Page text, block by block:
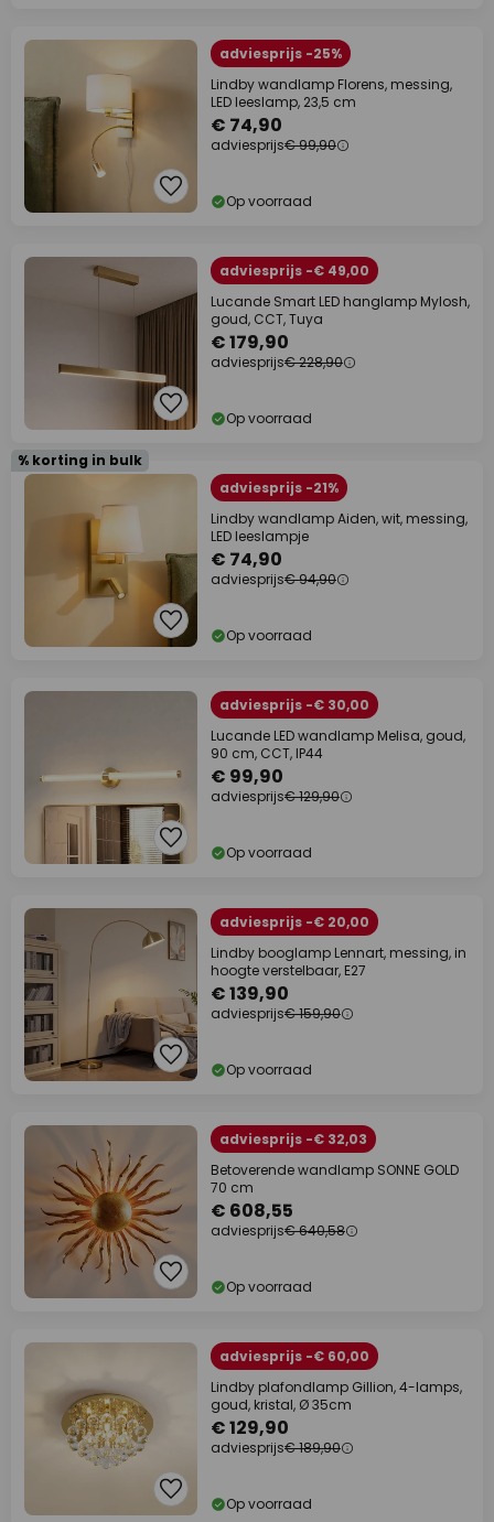
adviesprijs -25%
Lindby wandlamp Florens, messing,
LED leeslamp, 23,5 cm
€ 74,90
adviesprijs€ 99,90
Op voorraad
adviesprijs -€ 49,00
Lucande Smart LED hanglamp Mylosh,
goud, CCT, Tuya
€ 179,90
adviesprijs€ 228,90
Op voorraad
% korting in bulk
adviesprijs -21%
Lindby wandlamp Aiden, wit, messing,
LED leeslampje
€ 74,90
adviesprijs€ 94,90
Op voorraad
adviesprijs -€ 30,00
Lucande LED wandlamp Melisa, goud,
90 cm, CCT, IP44
€ 99,90
adviesprijs€ 129,90
Op voorraad
adviesprijs -€ 20,00
Lindby booglamp Lennart, messing, in
hoogte verstelbaar, E27
€ 139,90
adviesprijs€ 159,90
Op voorraad
adviesprijs -€ 32,03
Betoverende wandlamp SONNE GOLD
70 cm
€ 608,55
adviesprijs€ 640,58
Op voorraad
adviesprijs -€ 60,00
Lindby plafondlamp Gillion, 4-lamps,
goud, kristal, Ø 35cm
€ 129,90
adviesprijs€ 189,90
Op voorraad